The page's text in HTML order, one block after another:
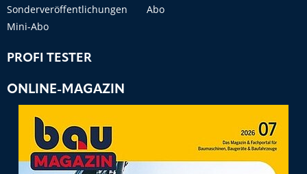
Sonderveröffentlichungen
Abo
Mini-Abo
PROFI TESTER
ONLINE-MAGAZIN